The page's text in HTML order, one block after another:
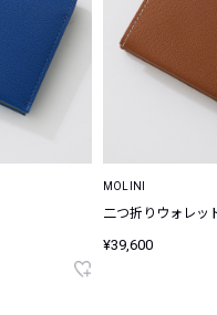
MOLINI
二つ折りウォレッ
¥39,600